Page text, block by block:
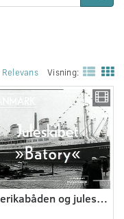
Relevans Visning:
Amerikabåden og juleskibet "Batory"